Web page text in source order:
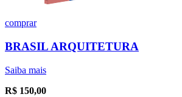
comprar
BRASIL ARQUITETURA
Saiba mais
R$ 150,00